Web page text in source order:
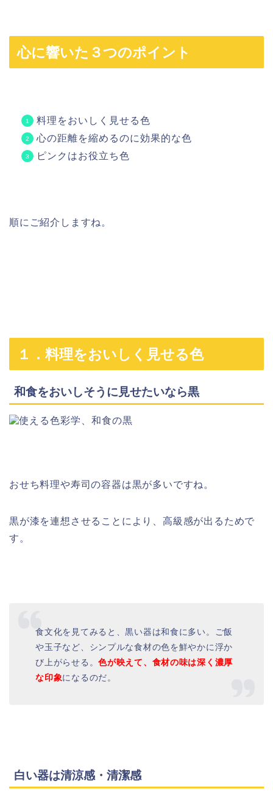
心に響いた３つのポイント
料理をおいしく見せる色
心の距離を縮めるのに効果的な色
ピンクはお役立ち色
順にご紹介しますね。
１．料理をおいしく見せる色
和食をおいしそうに見せたいなら黒
おせち料理や寿司の容器は黒が多いですね。
黒が漆を連想させることにより、高級感が出るためで
す。
食文化を見てみると、黒い器は和食に多い。ご飯
や玉子など、シンプルな食材の色を鮮やかに浮か
び上がらせる。色が映えて、食材の味は深く濃厚
な印象になるのだ。
白い器は清涼感・清潔感